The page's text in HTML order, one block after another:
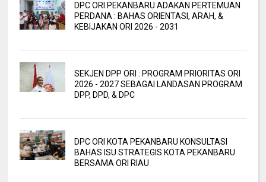
DPC ORI PEKANBARU ADAKAN PERTEMUAN
PERDANA : BAHAS ORIENTASI, ARAH, &
KEBIJAKAN ORI 2026 - 2031
SEKJEN DPP ORI : PROGRAM PRIORITAS ORI
2026 - 2027 SEBAGAI LANDASAN PROGRAM
DPP, DPD, & DPC
DPC ORI KOTA PEKANBARU KONSULTASI
BAHAS ISU STRATEGIS KOTA PEKANBARU
BERSAMA ORI RIAU